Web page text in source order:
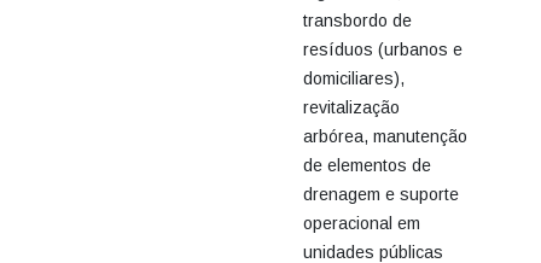
transbordo de
resíduos (urbanos e
domiciliares),
revitalização
arbórea, manutenção
de elementos de
drenagem e suporte
operacional em
unidades públicas